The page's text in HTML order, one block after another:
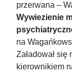
przerwana –
Wywiezienie
na
Załadował się
kierownikiem